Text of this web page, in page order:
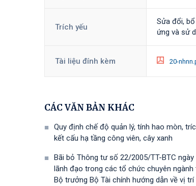
Trích yếu
Sửa đổi,
ứng và sử
Tài liệu đính kèm 20-
CÁC VĂN BẢN KHÁC
Quy định chế độ quản lý, tính hao mòn,
kết cấu hạ tầng công viên, cây xanh
Bãi bỏ Thông tư số 22/2005/TT-BTC
lãnh đạo trong các tổ chức chuyên
Bộ trưởng Bộ Tài chính hướng dẫn về vị